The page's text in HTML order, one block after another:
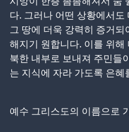
다. 그러나 어떤 상황에서
그 땅에 더욱 강력히 증거
해지기 원합니다. 이를 위
북한 내부로 보내져 주민들
는 지식에 자라 가도록 은혜
예수 그리스도의 이름으로